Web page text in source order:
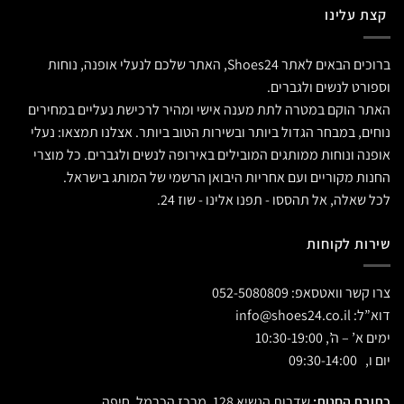
קצת עלינו
ברוכים הבאים לאתר Shoes24, האתר שלכם לנעלי אופנה, נוחות
וספורט לנשים ולגברים.
האתר הוקם במטרה לתת מענה אישי ומהיר לרכישת נעליים במחירים
נוחים, במבחר הגדול ביותר ובשירות הטוב ביותר. אצלנו תמצאו: נעלי
אופנה ונוחות ממותגים המובילים באירופה לנשים ולגברים. כל מוצרי
החנות מקוריים ועם אחריות היבואן הרשמי של המותג בישראל.
לכל שאלה, אל תהססו - תפנו אלינו - שוז 24.
שירות לקוחות
צרו קשר וואטסאפ: 052-5080809
דוא”ל:
ימים א’ – ה’, 10:30-19:00
יום ו, 09:30-14:00